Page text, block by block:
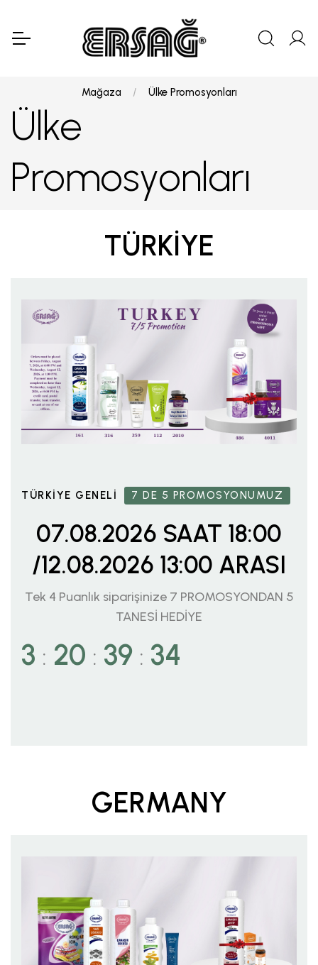
Mağaza Ülke Promosyonları
Ülke
Promosyonları
TÜRKİYE
TÜRKİYE GENELİ 7 DE 5 PROMOSYONUMUZ
07.08.2026 SAAT 18:00
/12.08.2026 13:00 ARASI
Tek 4 Puanlık siparişinize 7 PROMOSYONDAN 5
TANESİ HEDİYE
3 : 20 : 39 : 32
GERMANY